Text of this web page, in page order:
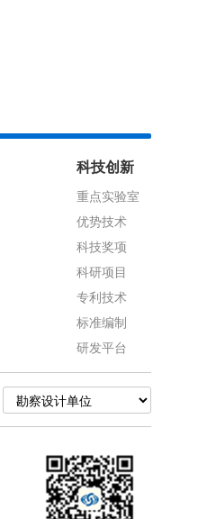
科技创新
重点实验室
优势技术
科技奖项
科研项目
专利技术
标准编制
研发平台